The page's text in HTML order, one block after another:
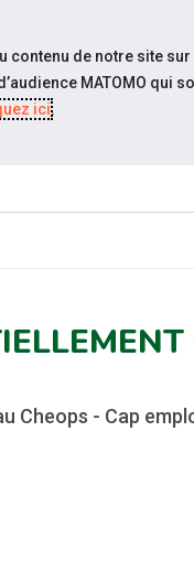
Cheops - Cap
contenu de notre site sur
MATOMO qui
ici.